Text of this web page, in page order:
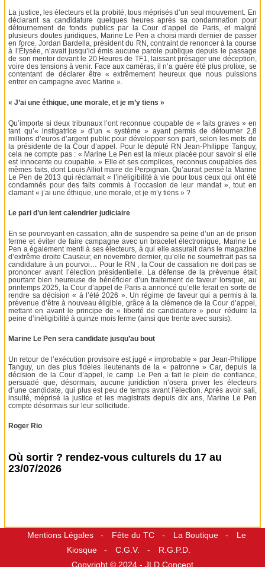
La justice, les électeurs et la probité, tous méprisés d’un seul mouvement. En
déclarant sa candidature quelques heures après sa condamnation pour
détournement de fonds publics par la Cour d’appel de Paris, et malgré
plusieurs doutes juridiques, Marine Le Pen a choisi mardi dernier de passer
en force. Jordan Bardella, président du RN, contraint de renoncer à la course
à l’Élysée, n’avait jusqu’ici émis aucune parole publique depuis le passage
de son mentor devant le 20 Heures de TF1, laissant présager une déception,
voire des tensions à venir. Face aux caméras, il n’a guère été plus prolixe, se
contentant de déclarer être « extrêmement heureux que nous puissions
entrer en campagne avec Marine ».
« J’ai une éthique, une morale, et je m’y tiens »
Qu’importe si deux tribunaux l’ont reconnue coupable de « faits graves » en
tant qu’« instigatrice » d’un « système » ayant permis de détourner 2,8
millions d’euros d’argent public pour développer son parti, selon les mots de
la présidente de la Cour d’appel. Pour le député RN Jean-Philippe Tanguy,
cela ne compte pas : « Marine Le Pen est la mieux placée pour savoir si elle
est innocente ou coupable. » Elle et ses complices, reconnus coupables des
mêmes faits, dont Louis Alliot maire de Perpignan. Qu’aurait pensé la Marine
Le Pen de 2013 qui réclamait « l’inéligibilité à vie pour tous ceux qui ont été
condamnés pour des faits commis à l’occasion de leur mandat », tout en
clamant « j’ai une éthique, une morale, et je m’y tiens » ?
Le pari d’un lent calendrier judiciaire
En se pourvoyant en cassation, afin de suspendre sa peine d’un an de prison
ferme et éviter de faire campagne avec un bracelet électronique, Marine Le
Pen a également menti à ses électeurs, à qui elle assurait dans le magazine
d’extrême droite Causeur, en novembre dernier, qu’elle ne soumettrait pas sa
candidature à un pourvoi… Pour le RN , la Cour de cassation ne doit pas se
prononcer avant l’élection présidentielle. La défense de la prévenue était
pourtant bien heureuse de bénéficier d’un traitement de faveur lorsque, au
printemps 2025, la Cour d’appel de Paris a annoncé qu’elle ferait en sorte de
rendre sa décision « à l’été 2026 ». Un régime de faveur qui a permis à la
prévenue d’être à nouveau éligible, grâce à la clémence de la Cour d’appel,
mettant en avant le principe de « liberté de candidature » pour réduire la
peine d’inéligibilité à quinze mois ferme (ainsi que trente avec sursis).
Marine Le Pen sera candidate jusqu’au bout
Un retour de l’exécution provisoire est jugé « improbable » par Jean-Philippe
Tanguy, un des plus fidèles lieutenants de la « patronne » Car, depuis la
décision de la Cour d’appel, le camp Le Pen a fait le plein de confiance,
persuadé que, désormais, aucune juridiction n’osera priver les électeurs
d’une candidate, qui plus est peu de temps avant l’élection. Après avoir sali,
insulté, méprisé la justice et les magistrats depuis dix ans, Marine Le Pen
compte désormais sur leur sollicitude.
Roger Rio
Où sortir ? rendez-vous culturels du 17 au
23/07/2026
Mentions Légales Fête du TC La Boutique
Le
Kiosque
C.G.V.
R.G.P.D.
Copyright © 2024 - JLD Concept